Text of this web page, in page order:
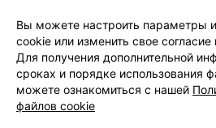
Желудочно-кишечный тракт:
кровотечения, язвы и
числе у пациентов, не
анамнезе на заболевания ЖКТ.
данных осложнений выше у
отягощенным анамнезом,
Вы можете настроить параметры
cookie или изменить свое
Для получения дополнительной
сроках и порядке использования
можете ознакомиться с нашей
файлов cookie